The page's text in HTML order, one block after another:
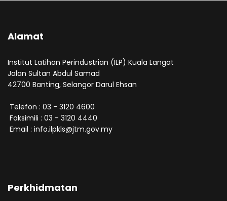
Alamat
Institut Latihan Perindustrian (ILP) Kuala Langat
Jalan Sultan Abdul Samad
42700 Banting, Selangor Darul Ehsan
Telefon : 03 - 3120 4600
Faksimili : 03 - 3120 4440
Email : info.ilpkls@jtm.gov.my
Perkhidmatan